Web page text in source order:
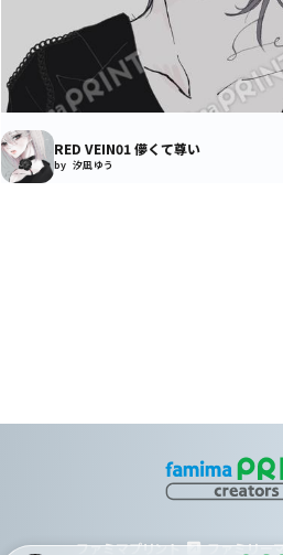
RED VEIN01 儚くて尊い
by 汐凪 ゆう
ファミマプリント ファミリー